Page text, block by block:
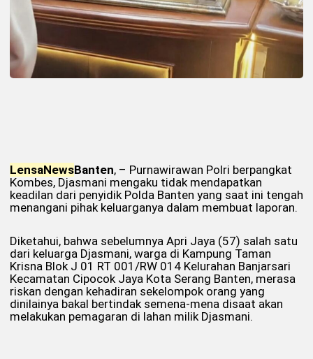
LensaNewsBanten, – Purnawirawan Polri berpangkat
Kombes, Djasmani mengaku tidak mendapatkan
keadilan dari penyidik Polda Banten yang saat ini tengah
menangani pihak keluarganya dalam membuat laporan.
Diketahui, bahwa sebelumnya Apri Jaya (57) salah satu
dari keluarga Djasmani, warga di Kampung Taman
Krisna Blok J 01 RT 001/RW 014 Kelurahan Banjarsari
Kecamatan Cipocok Jaya Kota Serang Banten, merasa
riskan dengan kehadiran sekelompok orang yang
dinilainya bakal bertindak semena-mena disaat akan
melakukan pemagaran di lahan milik Djasmani.